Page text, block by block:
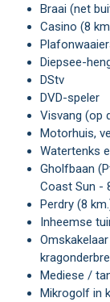
Braai (net
Casino (8
Diepsee-
DStv
DVD-speler
Visvang
Motorhuis,
Watertenks
Gholfbaan (Pt. Edward-gholfbaan, binne 1 km .; Wild
Coast Sun -
Perdry (8
Inheemse
Omskakelaar vir sitkamerbeligting en TV tydens
Mediese /
Mikrogolf in